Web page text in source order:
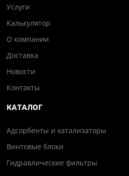
Услуги
Калькулятор
О компании
Доставка
Новости
Контакты
КАТАЛОГ
Адсорбенты и катализаторы
Винтовые блоки
Гидравлические фильтры